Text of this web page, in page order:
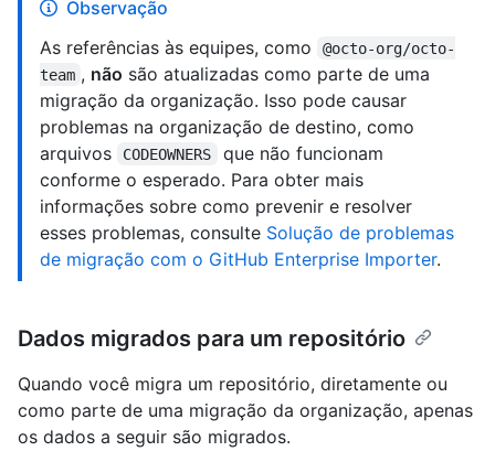
Observação
As referências às equipes, como
@octo-org/octo-
team , não são atualizadas como parte de uma
migração da organização. Isso pode causar
problemas na organização de destino, como
arquivos
CODEOWNERS
que não funcionam
conforme o esperado. Para obter mais
informações sobre como prevenir e resolver
esses problemas, consulte Solução de problemas
de migração com o GitHub Enterprise Importer.
Dados migrados para um repositório
Quando você migra um repositório, diretamente ou
como parte de uma migração da organização, apenas
os dados a seguir são migrados.